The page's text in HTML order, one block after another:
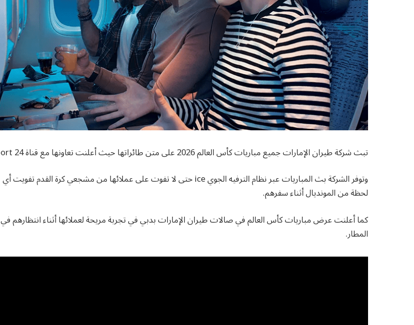
تبث شركة طيران الإمارات جميع مباريات كأس العالم 2026 على متن طائراتها حيث أعلنت تعاونها مع قناة Sport 24.
وتوفر الشركة بث المباريات عبر نظام الترفيه الجوي ice حتى لا تفوت على عملائها من مشجعي كرة القدم تفويت أي
لحظة من المونديال أثناء سفرهم.
كما أعلنت عرض مباريات كأس العالم في صالات طيران الإمارات بدبي في تجربة مريحة لعملائها أثناء انتظارهم في
المطار.